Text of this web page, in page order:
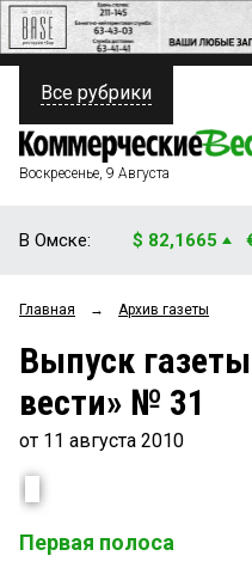
ПОЛИТИКА
ФИНАНСЫ
ОБЩЕСТВО
ЗАКОН
Все рубрики
Воскресенье, 9 Августа
В Омске: $ 82,1665
Главная → Архив газеты
Выпуск
вести» № 31
от 11 августа 2010
Первая полоса